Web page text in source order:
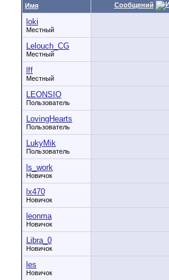
Имя Сообщений
loki
Местный
Lelouch_CG
Местный
lff
Местный
LEONSIO
Пользователь
LovingHearts
Пользователь
LukyMik
Пользователь
ls_work
Новичок
lx470
Новичок
leonma
Новичок
Libra_0
Новичок
les
Новичок